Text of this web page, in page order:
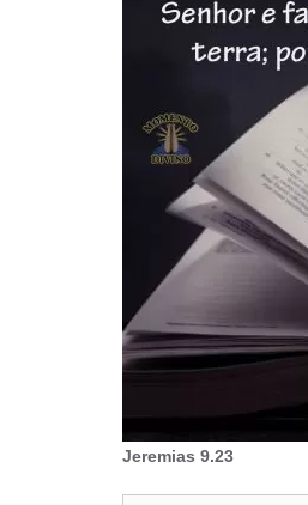
Jeremias 9.23